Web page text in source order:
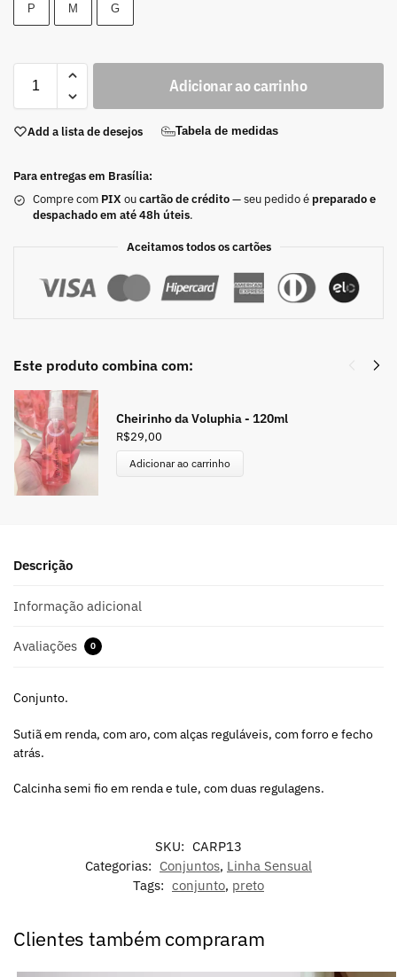
P M G
Adicionar ao carrinho
Add a lista de desejos Tabela de medidas
Para entregas em Brasília:
Compre com PIX oucartão de crédito— seu pedido é preparado e
despachado em até 48h úteis.
Aceitamos todos os cartões
Este produto combina com:
Cheirinho da Voluphia - 120ml
R$29,00
Adicionar ao carrinho
Descrição
Informação adicional
Avaliações 0
Conjunto.
Sutiã em renda, com aro, com alças reguláveis, com forro e fecho
atrás.
Calcinha semi fio em renda e tule, com duas regulagens.
SKU: CARP13
Categorias: Conjuntos, Linha Sensual
Tags: conjunto, preto
Clientes também compraram